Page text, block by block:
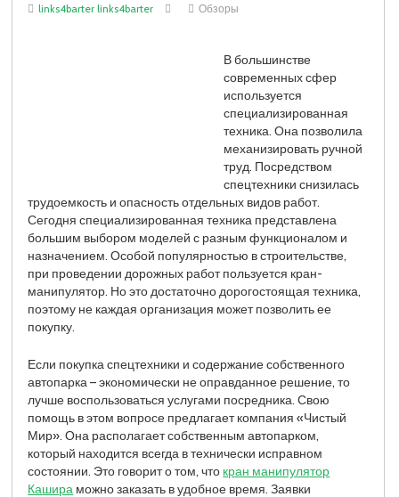
links4barter links4barter Обзоры
В большинстве
современных сфер
используется
специализированная
техника. Она позволила
механизировать ручной
труд. Посредством
спецтехники снизилась
трудоемкость и опасность отдельных видов работ.
Сегодня специализированная техника представлена
большим выбором моделей с разным функционалом и
назначением. Особой популярностью в строительстве,
при проведении дорожных работ пользуется кран-
манипулятор. Но это достаточно дорогостоящая техника,
поэтому не каждая организация может позволить ее
покупку.
Если покупка спецтехники и содержание собственного
автопарка – экономически не оправданное решение, то
лучше воспользоваться услугами посредника. Свою
помощь в этом вопросе предлагает компания «Чистый
Мир». Она располагает собственным автопарком,
который находится всегда в технически исправном
состоянии. Это говорит о том, что кран манипулятор
Кашира можно заказать в удобное время. Заявки